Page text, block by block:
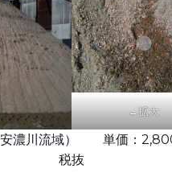
←拡大
安濃川流域） 単価：
税抜